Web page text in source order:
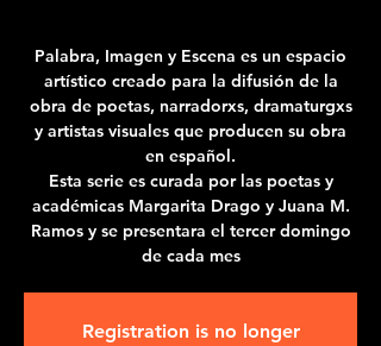
Palabra, Imagen y Escena es un espacio
artístico creado para la difusión de la
obra de poetas, narradorxs, dramaturgxs
y artistas visuales que producen su obra
en español.
Esta serie es curada por las poetas y
académicas Margarita Drago y Juana M.
Ramos y se presentara el tercer domingo
de cada mes
Registration is no longer